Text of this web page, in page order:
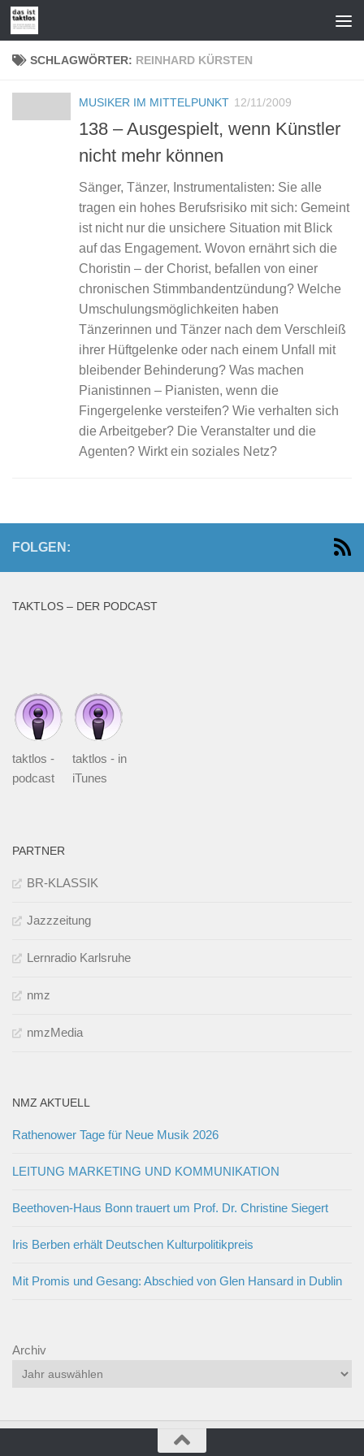
Zum Inhalt springen
SCHLAGWÖRTER: REINHARD KÜRSTEN
MUSIKER IM MITTELPUNKT 12/11/2009
138 – Ausgespielt, wenn Künstler
nicht mehr können
Sänger, Tänzer, Instrumentalisten: Sie alle
tragen ein hohes Berufsrisiko mit sich: Gemeint
ist nicht nur die unsichere Situation mit Blick
auf das Engagement. Wovon ernährt sich die
Choristin – der Chorist, befallen von einer
chronischen Stimmbandentzündung? Welche
Umschulungsmöglichkeiten haben
Tänzerinnen und Tänzer nach dem Verschleiß
ihrer Hüftgelenke oder nach einem Unfall mit
bleibender Behinderung? Was machen
Pianistinnen – Pianisten, wenn die
Fingergelenke versteifen? Wie verhalten sich
die Arbeitgeber? Die Veranstalter und die
Agenten? Wirkt ein soziales Netz?
FOLGEN:
TAKTLOS – DER PODCAST
taktlos -
podcast
taktlos - in
iTunes
PARTNER
BR-KLASSIK
Jazzzeitung
Lernradio Karlsruhe
nmz
nmzMedia
NMZ AKTUELL
Rathenower Tage für Neue Musik 2026
LEITUNG MARKETING UND KOMMUNIKATION
Beethoven-Haus Bonn trauert um Prof. Dr. Christine Siegert
Iris Berben erhält Deutschen Kulturpolitikpreis
Mit Promis und Gesang: Abschied von Glen Hansard in Dublin
Archiv